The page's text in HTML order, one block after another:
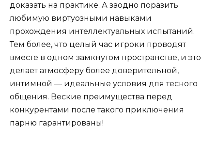
доказать на практике. А заодно поразить
любимую виртуозными навыками
прохождения интеллектуальных испытаний.
Тем более, что целый час игроки проводят
вместе в одном замкнутом пространстве, и это
делает атмосферу более доверительной,
интимной — идеальные условия для тесного
общения. Веские преимущества перед
конкурентами после такого приключения
парню гарантированы!